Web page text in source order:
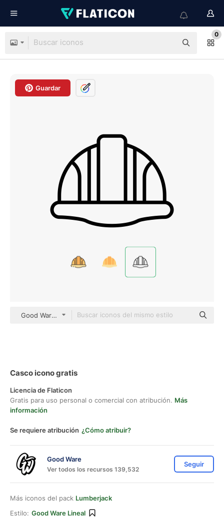
0
Guardar
Good Ware Lineal
Casco icono gratis
Licencia de Flaticon
Gratis para uso personal o comercial con atribución. Más
información
Se requiere atribución ¿Cómo atribuir?
Good Ware
Ver todos los recursos 139,532
Seguir
Más iconos del pack Lumberjack
Estilo: Good Ware Lineal